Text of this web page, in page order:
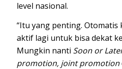
level nasional.
“Itu yang penting.
aktif lagi untuk bisa dekat
Mungkin nanti Soon or
promotion, joint promotion